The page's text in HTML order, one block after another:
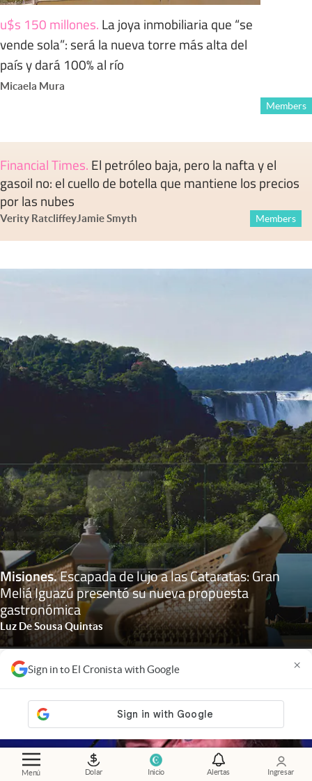
Menú Dolar Inicio Alertas Ingresar
Sign in to El Cronista with Google ×
u$s 150 millones. La joya inmobiliaria que “se
vende sola”: será la nueva torre más alta del
país y dará 100% al río
Micaela Mura
Members
Financial Times. El petróleo baja, pero la nafta y el
gasoil no: el cuello de botella que mantiene los precios
por las nubes
Verity RatcliffeyJamie Smyth Members
Misiones.Escapada de lujo a las Cataratas: Gran
Meliá Iguazú presentó su nueva propuesta
gastronómica
Luz De Sousa Quintas